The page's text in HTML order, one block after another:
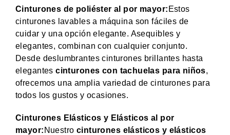
Cinturones de poliéster al por mayor: Estos
cinturones lavables a máquina son fáciles de
cuidar y una opción elegante. Asequibles y
elegantes, combinan con cualquier conjunto.
Desde deslumbrantes cinturones brillantes hasta
elegantescinturones con tachuelas para niños,
ofrecemos una amplia variedad de cinturones para
todos los gustos y ocasiones.
Cinturones Elásticos y Elásticos al por
mayor: Nuestro cinturones elásticos y elásticos